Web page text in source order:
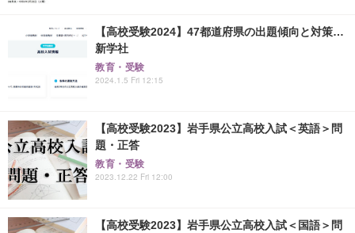
【高校受験2024】47都道府県の出題傾向と対策…
新学社
教育・受験
2024.1.5 Fri 12:15
【高校受験2023】岩手県公立高校入試＜英語＞問
題・正答
教育・受験
2023.12.22 Fri 12:00
【高校受験2023】岩手県公立高校入試＜国語＞問